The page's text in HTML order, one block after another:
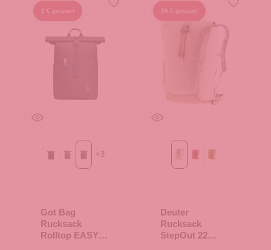
2 € gespart
Blackalgaeshark
+3
Got Bag
Rucksack
Rolltop EASY
36 € gespart
bone-desert
copper-oak
kelp-nori
Deuter
Rucksack
StepOut 22